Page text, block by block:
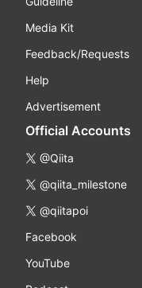
Media Kit
Feedback/Requests
Help
Advertisement
Official Accounts
@Qiita
@qiita_milestone
@qiitapoi
Facebook
YouTube